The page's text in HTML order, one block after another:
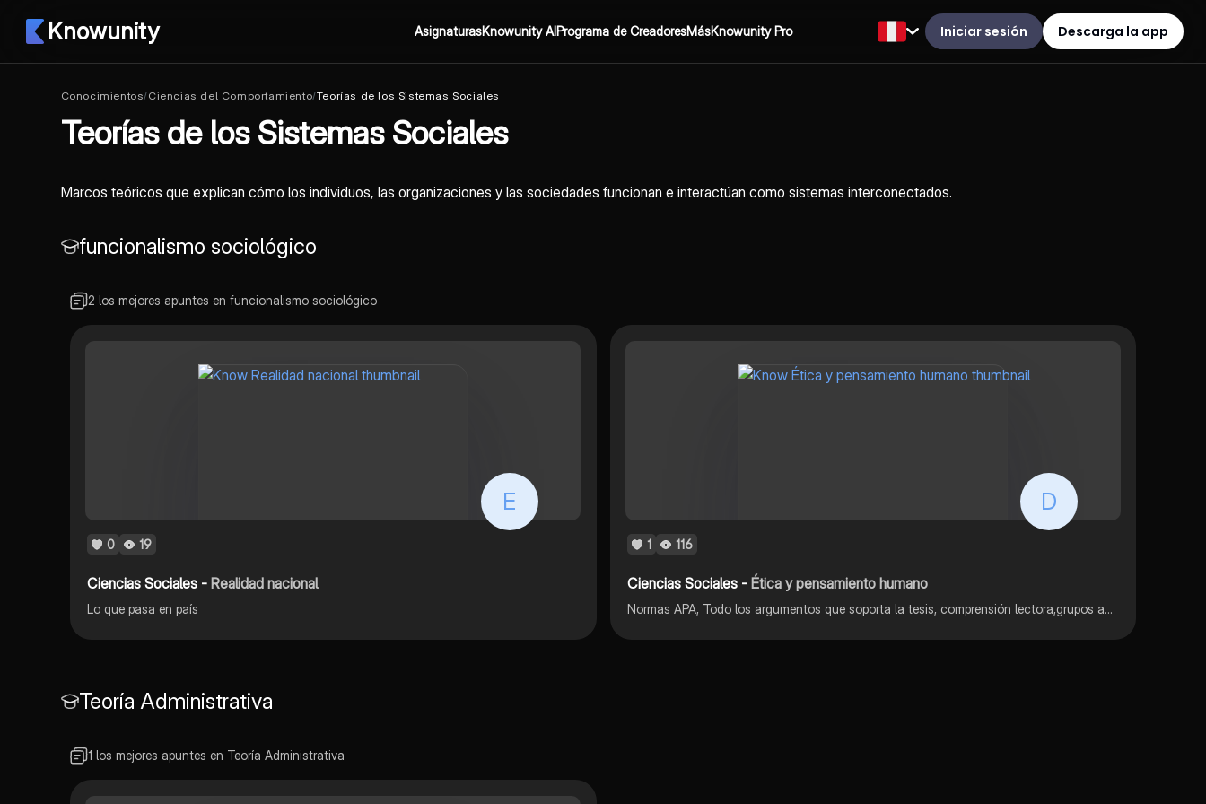
Knowunity AsignaturasKnowunity AIPrograma de CreadoresMásKnowunity Pro Iniciar sesión Descarga la app
Conocimientos/Ciencias del Comportamiento/Teorías de los Sistemas Sociales
Teorías de los Sistemas Sociales
Marcos teóricos que explican cómo los individuos, las organizaciones y las sociedades funcionan e interactúan como sistemas interconectados.
funcionalismo sociológico
2 los mejores apuntes en funcionalismo sociológico
E
0 19
Ciencias Sociales -Realidad nacional
Lo que pasa en país
D
1 116
Ciencias Sociales - Ética y pensamiento humano
Normas APA, Todo los argumentos que soporta la tesis, comprensión lectora,grupos académicos, ética y moral, teorías filosofícas éticas, derechos humanos, universidad central del ecuador.
Teoría Administrativa
1 los mejores apuntes en Teoría Administrativa